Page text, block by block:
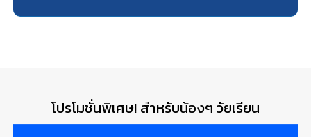
โปรโมชั่นพิเศษ! สำหรับน้องๆ วัยเรียน